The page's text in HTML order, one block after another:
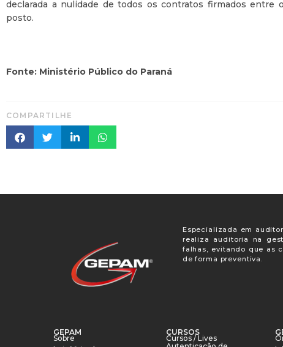
declarada a nulidade de todos os contratos firmados entre
posto.
Fonte: Ministério Público do Paraná
COMPARTILHE
Especializada em
realiza auditoria na
falhas, evitando que as
de forma preventiva.
GEPAM
Sobre
CURSOS
Cursos / Lives